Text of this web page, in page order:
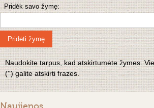
Pridėk savo žymę:
Pridėti žymę
Naudokite tarpus, kad atskirtumėte žymes.
('') galite atskirti frazes.